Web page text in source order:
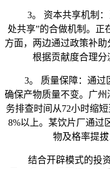
3。 资本共享机制：
处共享”的合做机制。正
方面，两边通过政策补
根据贡献度合理分
3。 质量保障：通过区
确保产物质量不变。广
务排查时间从72小时缩
8%以上。某饮片厂通过
物及格率提拔
结合开辟模式的投资